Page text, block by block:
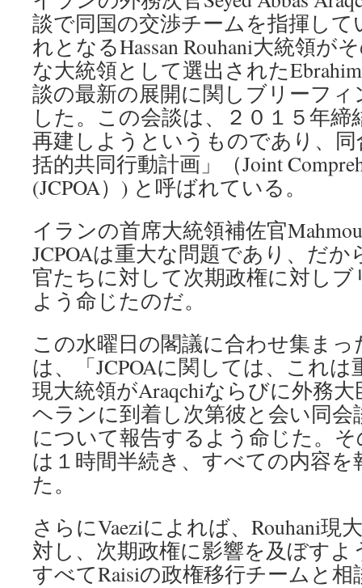
談で同国の交渉チームを指揮し
れとなるHassan Rouhani大統領が
な大統領として選出された
談の最新の展開に関しブリーフ
した。この会談は、２０１５年
再建しようというものであり、
括的共同行動計画」（Joint
(JCPOA）) と呼ばれている。
イランの首席大統領補佐官
JCPOAは重大な問題であり、だか
官たちに対して次期政権に対し
よう命じたのだ。
この水曜日の閣議に合わせ集まっ
は、「JCPOAに関しては、これ
現大統領がAraqchiならびに外務
ヘランに到着し次第彼と会い同会
について報告するよう命じた。
は１時間半続き、すべての内容
た。
さらにVaeziによれば、Rouhani現
対し、次期政権に影響を及ぼす
すべてRaisiの政権移行チームと